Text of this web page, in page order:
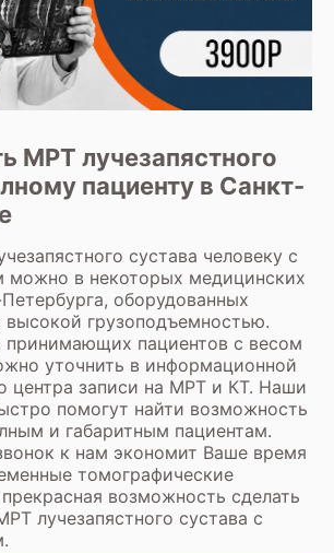
МРТ лучезапястного
пациенту в Санкт-
сустава человеку с
можно в некоторых медицинских
оборудованных
грузоподъемностью.
принимающих пациентов с весом
уточнить в информационной
центра записи на МРТ и КТ. Наши
помогут найти возможность
и габаритным пациентам.
к нам экономит Ваше время
томографические
возможность сделать
лучезапястного сустава с